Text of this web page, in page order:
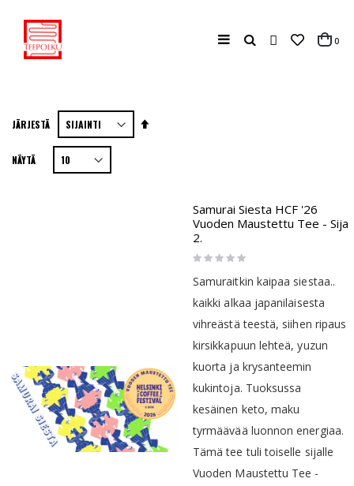
Haku Cart0
JÄRJESTÄ
Aseta
NÄYTÄ
Samurai Siesta HCF '26
Vuoden Maustettu Tee - Sija
2.
Rating:
0%
Samuraitkin kaipaa siestaa..
kaikki alkaa japanilaisesta
vihreästä teestä, siihen ripaus
kirsikkapuun lehteä, yuzun
kuorta ja krysanteemin
kukintoja. Tuoksussa
kesäinen keto, maku
tyrmäävää luonnon energiaa.
Tämä tee tuli toiselle sijalle
Vuoden Maustettu Tee -